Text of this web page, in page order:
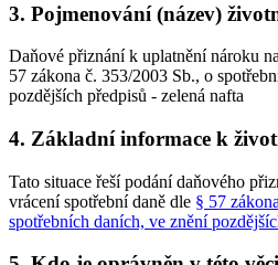
3. Pojmenování (název)
Daňové přiznání k uplatnění nároku
57 zákona č. 353/2003 Sb., o
pozdějších předpisů - zelená nafta
4. Základní informace k
Tato situace řeší podání daňového
vrácení spotřební daně dle § 57
spotřebních daních, ve znění